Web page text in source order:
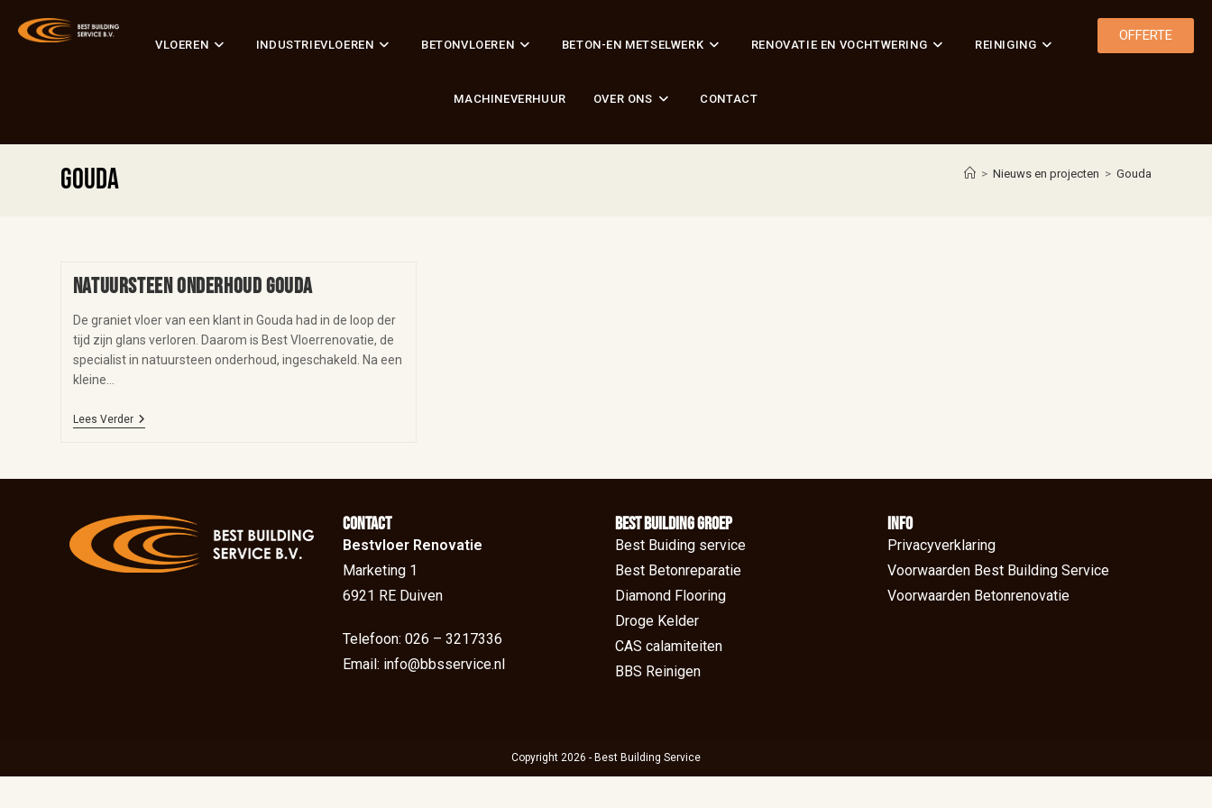
VLOEREN INDUSTRIEVLOEREN BETONVLOEREN BETON-EN METSELWERK RENOVATIE EN VOCHTWERING REINIGING
MACHINEVERHUUR OVER ONS CONTACT
OFFERTE
Gouda > Nieuws en projecten > Gouda
Natuursteen onderhoud Gouda
De graniet vloer van een klant in Gouda had in de loop der
tijd zijn glans verloren. Daarom is Best Vloerrenovatie, de
specialist in natuursteen onderhoud, ingeschakeld. Na een
kleine…
Lees Verder
Contact
Bestvloer Renovatie
Marketing 1
6921 RE Duiven
Telefoon: 026 – 3217336
Email: info@bbsservice.nl
BEst Building groep
Best Buiding service
Best Betonreparatie
Diamond Flooring
Droge Kelder
CAS calamiteiten
BBS Reinigen
Info
Privacyverklaring
Voorwaarden Best Building Service
Voorwaarden Betonrenovatie
Copyright 2026 - Best Building Service